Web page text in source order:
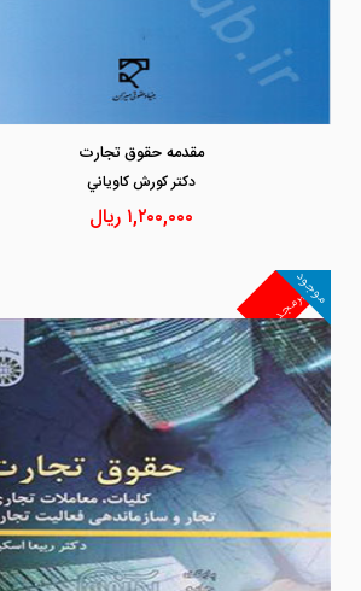
مقدمه حقوق تجارت
دكتر كورش كاوياني
۱,۲۰۰,۰۰۰ ریال
غیرمجد
موجود